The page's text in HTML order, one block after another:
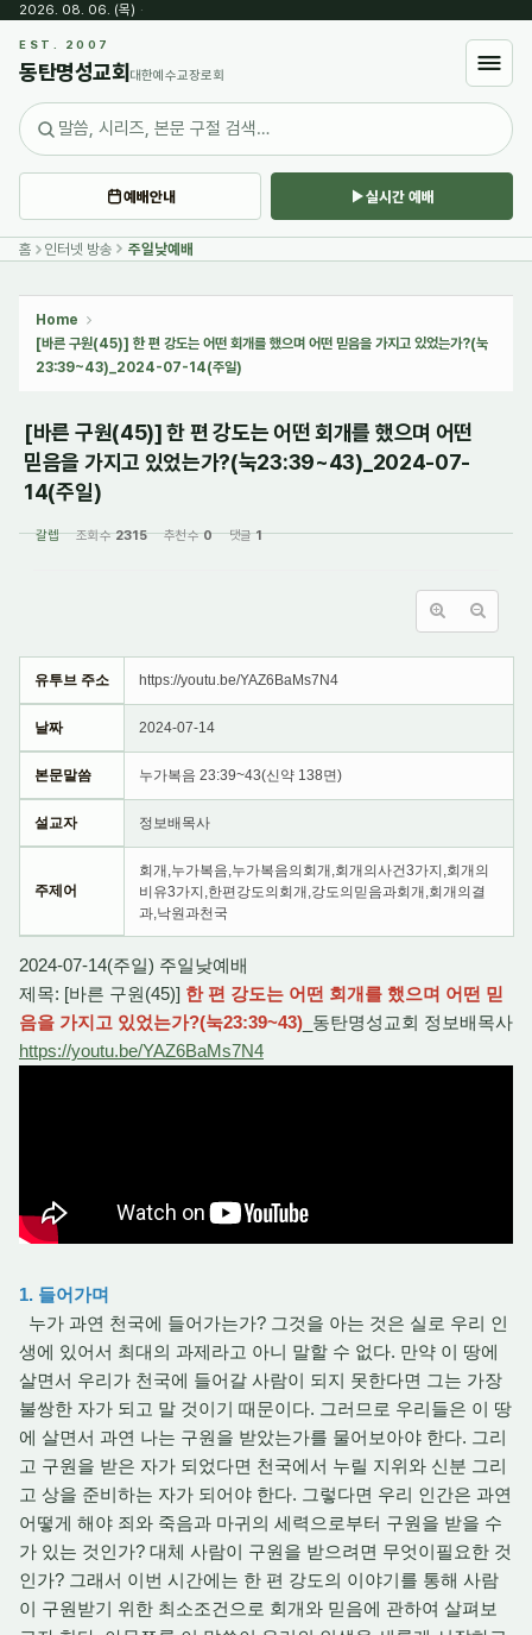
2026. 08. 06. (목) ·
EST. 2007
동탄명성교회 대한예수교장로회
예배안내 실시간 예배
홈 인터넷 방송 주일낮예배
Home
[바른 구원(45)] 한 편 강도는 어떤 회개를 했으며 어떤 믿음을 가지고 있었는가?(눅
23:39~43)_2024-07-14(주일)
[바른 구원(45)] 한 편 강도는 어떤 회개를 했으며 어떤
믿음을 가지고 있었는가?(눅23:39~43)_2024-07-
14(주일)
갈렙 조회 수2315 추천 수0 댓글1
유투브 주소 https://youtu.be/YAZ6BaMs7N4
날짜 2024-07-14
본문말씀 누가복음 23:39~43(신약 138면)
설교자 정보배목사
주제어
회개,누가복음,누가복음의회개,회개의사건3가지,회개의
비유3가지,한편강도의회개,강도의믿음과회개,회개의결
과,낙원과천국
2024-07-14(주일) 주일낮예배
제목: [바른 구원(45)] 한 편 강도는 어떤 회개를 했으며 어떤 믿
음을 가지고 있었는가?(눅23:39~43) _동탄명성교회 정보배목사
https://youtu.be/YAZ6BaMs7N4
1. 들어가며
누가 과연 천국에 들어가는가? 그것을 아는 것은 실로 우리 인
생에 있어서 최대의 과제라고 아니 말할 수 없다. 만약 이 땅에
살면서 우리가 천국에 들어갈 사람이 되지 못한다면 그는 가장
불쌍한 자가 되고 말 것이기 때문이다. 그러므로 우리들은 이 땅
에 살면서 과연 나는 구원을 받았는가를 물어보아야 한다. 그리
고 구원을 받은 자가 되었다면 천국에서 누릴 지위와 신분 그리
고 상을 준비하는 자가 되어야 한다. 그렇다면 우리 인간은 과연
어떻게 해야 죄와 죽음과 마귀의 세력으로부터 구원을 받을 수
가 있는 것인가? 대체 사람이 구원을 받으려면 무엇이필요한 것
인가? 그래서 이번 시간에는 한 편 강도의 이야기를 통해 사람
이 구원받기 위한 최소조건으로 회개와 믿음에 관하여 살펴보
Sketchbook5, 스케치북5
Sketchbook5, 스케치북5